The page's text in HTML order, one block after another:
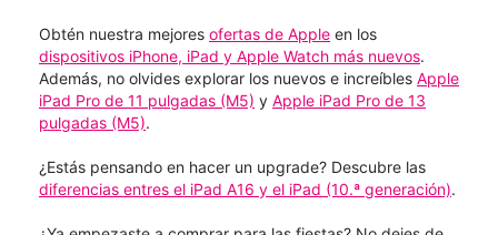
Obtén nuestra mejores ofertas de Apple en los
dispositivos iPhone, iPad y Apple Watch más nuevos.
Además, no olvides explorar los nuevos e increíbles Apple
iPad Pro de 11 pulgadas (M5) y Apple iPad Pro de 13
pulgadas (M5).
¿Estás pensando en hacer un upgrade? Descubre las
diferencias entres el iPad A16 y el iPad (10.ª generación).